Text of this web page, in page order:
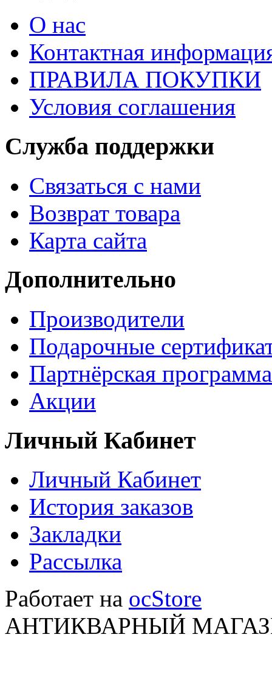
О нас
Контактная
ПРАВИЛА ПОКУПКИ
Условия соглашения
Служба поддержки
Связаться с нами
Возврат товара
Карта сайта
Дополнительно
Производители
Подарочные
Партнёрская программа
Акции
Личный Кабинет
Личный Кабинет
История заказов
Закладки
Рассылка
Работает на ocStore
АНТИКВАРНЫЙ